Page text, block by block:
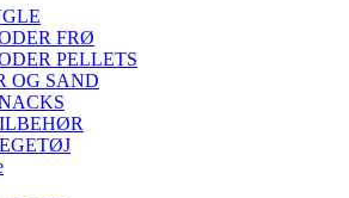
FRØ
PELLETS
OG SAND